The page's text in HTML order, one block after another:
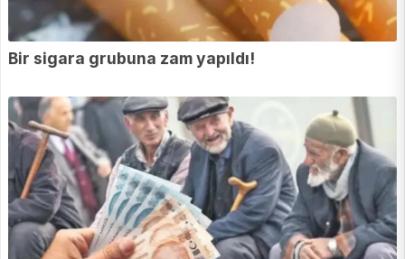
Bir sigara grubuna zam yapıldı!